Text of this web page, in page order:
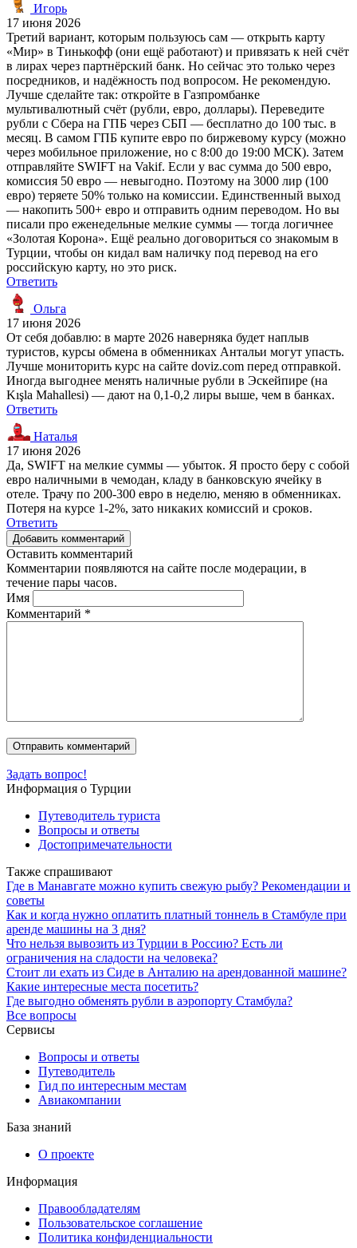
Игорь
17 июня 2026
Третий вариант, которым пользуюсь сам — открыть карту
«Мир» в Тинькофф (они ещё работают) и привязать к ней счёт
в лирах через партнёрский банк. Но сейчас это только через
посредников, и надёжность под вопросом. Не рекомендую.
Лучше сделайте так: откройте в Газпромбанке
мультивалютный счёт (рубли, евро, доллары). Переведите
рубли с Сбера на ГПБ через СБП — бесплатно до 100 тыс. в
месяц. В самом ГПБ купите евро по биржевому курсу (можно
через мобильное приложение, но с 8:00 до 19:00 МСК). Затем
отправляйте SWIFT на Vakif. Если у вас сумма до 500 евро,
комиссия 50 евро — невыгодно. Поэтому на 3000 лир (100
евро) теряете 50% только на комиссии. Единственный выход
— накопить 500+ евро и отправить одним переводом. Но вы
писали про еженедельные мелкие суммы — тогда логичнее
«Золотая Корона». Ещё реально договориться со знакомым в
Турции, чтобы он кидал вам наличку под перевод на его
российскую карту, но это риск.
Ответить
Ольга
17 июня 2026
От себя добавлю: в марте 2026 наверняка будет наплыв
туристов, курсы обмена в обменниках Антальи могут упасть.
Лучше мониторить курс на сайте doviz.com перед отправкой.
Иногда выгоднее менять наличные рубли в Эскейпире (на
Kışla Mahallesi) — дают на 0,1-0,2 лиры выше, чем в банках.
Ответить
Наталья
17 июня 2026
Да, SWIFT на мелкие суммы — убыток. Я просто беру с собой
евро наличными в чемодан, кладу в банковскую ячейку в
отеле. Трачу по 200-300 евро в неделю, меняю в обменниках.
Потеря на курсе 1-2%, зато никаких комиссий и сроков.
Ответить
Добавить комментарий
Оставить комментарий
Комментарии появляются на сайте после модерации, в
течение пары часов.
Имя
Комментарий *
Задать вопрос!
Информация о Турции
Путеводитель туриста
Вопросы и ответы
Достопримечательности
Также спрашивают
Где в Манавгате можно купить свежую рыбу? Рекомендации и
советы
Как и когда нужно оплатить платный тоннель в Стамбуле при
аренде машины на 3 дня?
Что нельзя вывозить из Турции в Россию? Есть ли
ограничения на сладости на человека?
Стоит ли ехать из Сиде в Анталию на арендованной машине?
Какие интересные места посетить?
Где выгодно обменять рубли в аэропорту Стамбула?
Все вопросы
Сервисы
Вопросы и ответы
Путеводитель
Гид по интересным местам
Авиакомпании
База знаний
О проекте
Информация
Правообладателям
Пользовательское соглашение
Политика конфиденциальности